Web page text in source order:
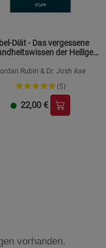
Diät - Das vergessene
der Heiligen
Rubin & Dr. Josh Axe
(5)
22,00 €
vorhanden.